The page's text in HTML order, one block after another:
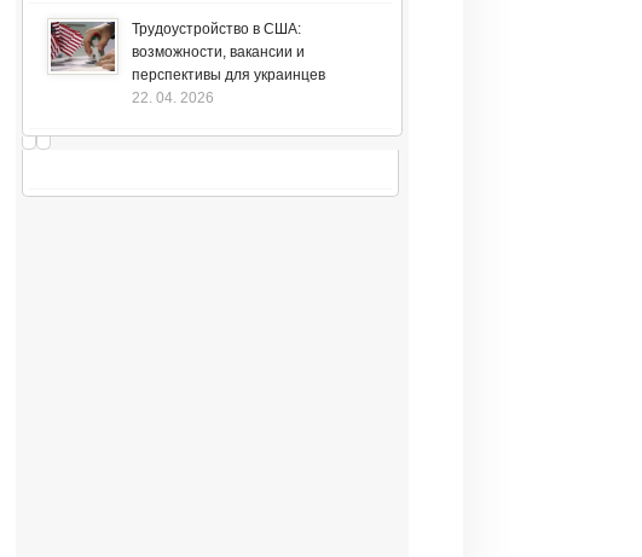
Трудоустройство в США:
возможности, вакансии и
перспективы для украинцев
22. 04. 2026